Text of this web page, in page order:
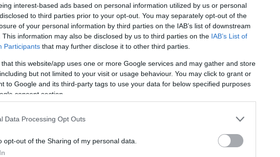
interest-based ads based on personal information utilized by us or personal
to third parties prior to your opt-out. You may separately opt-out of the
of your personal information by third parties on the IAB’s list of downstream
This information may also be disclosed by us to third parties on the IAB’s List of
Participants that may further disclose it to other third parties.
that this website/app uses one or more Google services and may gather and store
but not limited to your visit or usage behaviour. You may click to grant or
to Google and its third-party tags to use your data for below specified purposes
consent section.
Data Processing Opt Outs
opt-out of the Sharing of my personal data.
Νόστος Μεζέ: Μια σύγχρονη
ταβέρνα στη Νέα Σμύρνη
όπου το κρέας μιλάει πρώτο